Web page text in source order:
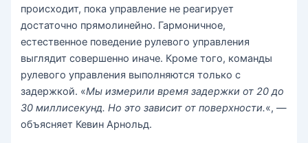
происходит, пока управление не реагирует
достаточно прямолинейно. Гармоничное,
естественное поведение рулевого управления
выглядит совершенно иначе. Кроме того, команды
рулевого управления выполняются только с
задержкой. «Мы измерили время задержки от 20 до
30 миллисекунд. Но это зависит от поверхности.«, —
объясняет Кевин Арнольд.